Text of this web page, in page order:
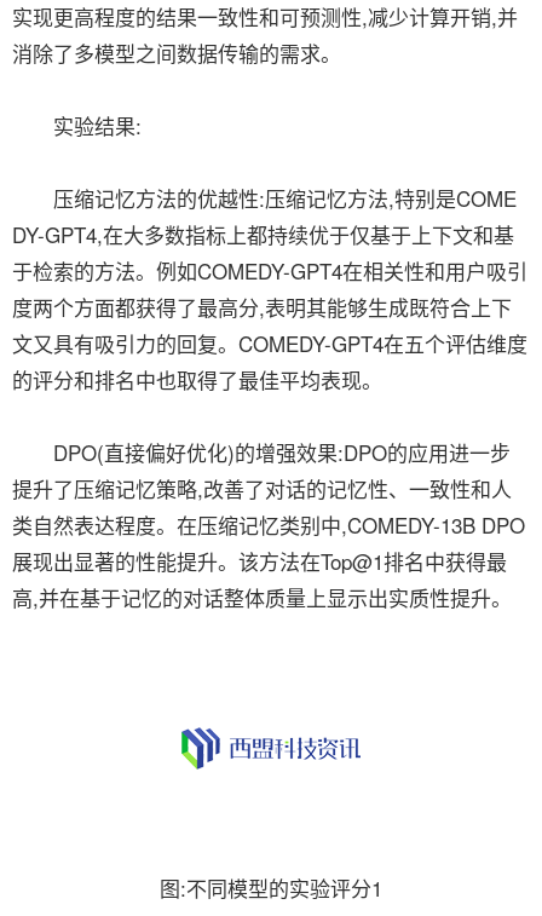
实现更高程度的结果一致性和可预测性,减少计算开销,并
消除了多模型之间数据传输的需求。
实验结果:
压缩记忆方法的优越性:压缩记忆方法,特别是COME
DY-GPT4,在大多数指标上都持续优于仅基于上下文和基
于检索的方法。例如COMEDY-GPT4在相关性和用户吸引
度两个方面都获得了最高分,表明其能够生成既符合上下
文又具有吸引力的回复。COMEDY-GPT4在五个评估维度
的评分和排名中也取得了最佳平均表现。
DPO(直接偏好优化)的增强效果:DPO的应用进一步
提升了压缩记忆策略,改善了对话的记忆性、一致性和人
类自然表达程度。在压缩记忆类别中,COMEDY-13B DPO
展现出显著的性能提升。该方法在Top@1排名中获得最
高,并在基于记忆的对话整体质量上显示出实质性提升。
图:不同模型的实验评分1